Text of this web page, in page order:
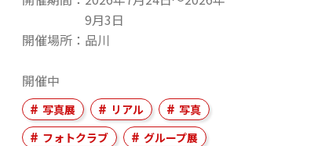
9月3日
開催場所
品川
開催中
写真展 リアル
写真
フォトクラブ
グループ展